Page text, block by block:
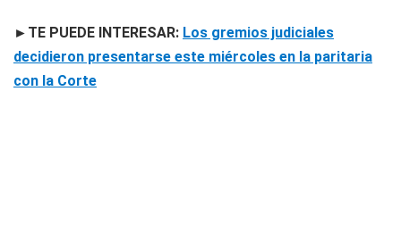
►TE PUEDE INTERESAR: Los gremios judiciales
decidieron presentarse este miércoles en la paritaria
con la Corte